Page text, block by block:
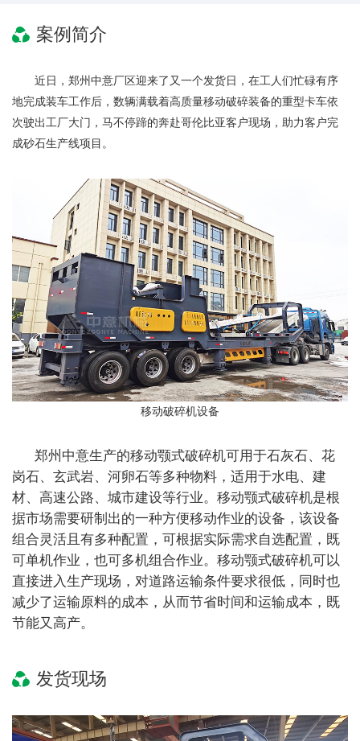
案例简介
近日，郑州中意厂区迎来了又一个发货日，在工人们忙碌有序
地完成装车工作后，数辆满载着高质量移动破碎装备的重型卡车依
次驶出工厂大门，马不停蹄的奔赴哥伦比亚客户现场， 助力客户完
成砂石生产线项目。
移动破碎机设备
郑州中意生产的移动颚式破碎机可用于石灰石、花
岗石、玄武岩、河卵石等多种物料，适用于水电、建
材、高速公路、城市建设等行业。 移动颚式破碎机是根
据市场需要研制出的一种方便移动作业的设备，该设备
组合灵活且有多种配置，可根据实际需求自选配置，既
可单机作业，也可多机组合作业。 移动颚式破碎机可以
直接进入生产现场，对道路运输条件要求很低，同时也
减少了运输原料的成本，从而节省时间和运输成本，既
节能又高产。
发货现场